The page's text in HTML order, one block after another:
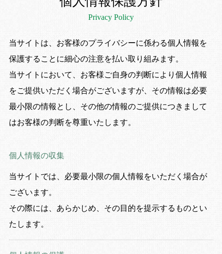
ご予約の確認・キャンセル
0570-038-489
現地お問い合わせ 受付時間 9:00〜20:00
0465-63-9710
Privacy Policy
当サイトは、お客様のプライバシーに係わる個人情報を
保護することに細心の注意を払い取り組みます。
当サイトにおいて、お客様ご自身の判断により個人情報
をご提供いただく場合がございますが、 その情報は必要
最小限の情報とし、その他の情報のご提供につきまして
はお客様の判断を尊重いたします。
個人情報の収集
当サイトでは、必要最小限の個人情報をいただく場合が
ございます。
その際には、あらかじめ、その目的を提示するものとい
たします。